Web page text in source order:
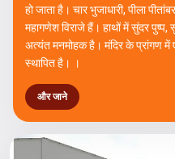
हो जाता है। चार भुजाधारी, पीला
महागणेश विराजे हैं। हाथों में सुंदर
अत्यंत मनमोहक है। मंदिर के प्रांगण में
स्थापित है। ।
और जाने